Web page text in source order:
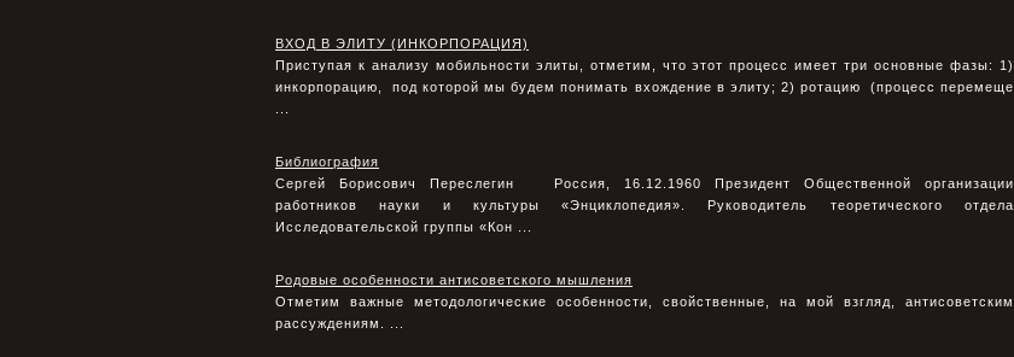
ВХОД В ЭЛИТУ (ИНКОРПОРАЦИЯ)
Приступая к анализу мобильности элиты, отметим, что этот процесс имеет три основные фазы: 1)
инкорпорацию, под которой мы будем понимать вхождение в элиту; 2) ротацию (процесс перемеще
Библиография
Сергей Борисович Переслегин Россия, 16.12.1960 Президент Общественной организации
работников науки и культуры «Энциклопедия». Руководитель теоретического отдела
Исследовательской группы «Кон ...
Родовые особенности антисоветского мышления
Отметим важные методологические особенности, свойственные, на мой взгляд, антисоветским
рассуждениям. ...